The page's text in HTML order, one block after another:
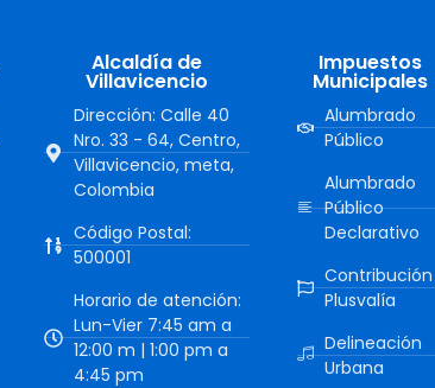
Alcaldía de
Villavicencio
Dirección: Calle 40
Nro. 33 - 64, Centro,
Villavicencio, meta,
Colombia
Código Postal:
500001
Horario de atención:
Lun-Vier 7:45 am a
12:00 m | 1:00 pm a
4:45 pm
Impuestos
Municipales
Alumbrado
Público
Alumbrado
Público
Declarativo
Contribución
Plusvalía
Delineación
Urbana